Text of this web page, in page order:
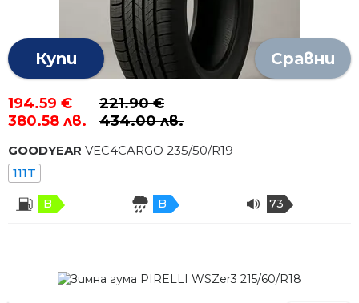
Купи Сравни
194.59 €
380.58 лв.
221.90 €
434.00 лв.
GOODYEAR VEC4CARGO 235/50/R19
111T
B B 73